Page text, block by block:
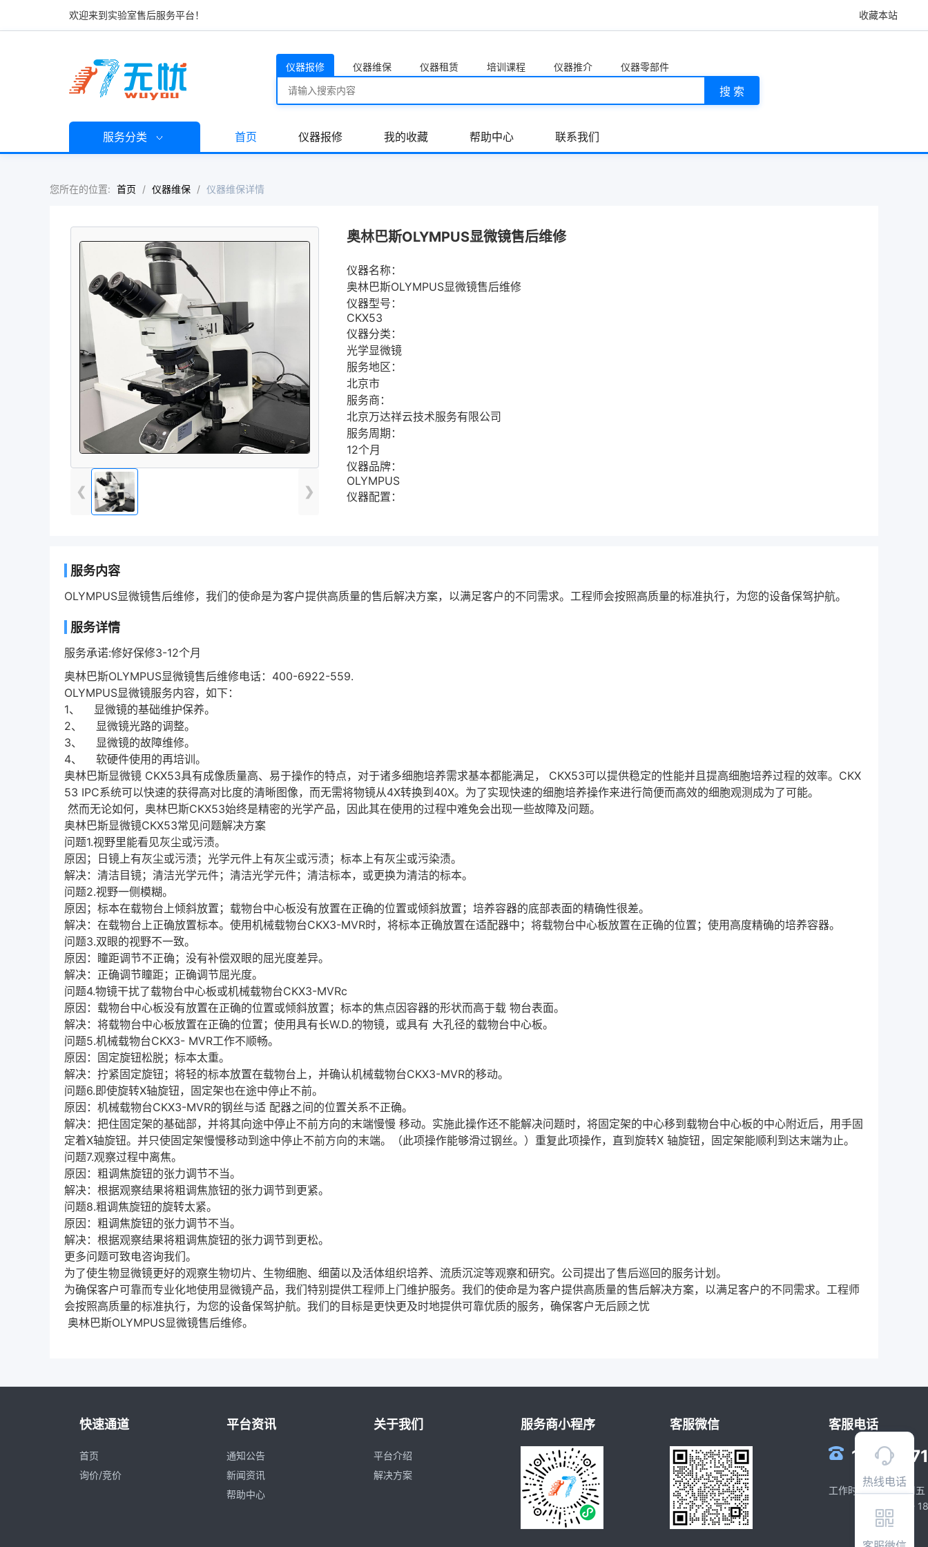
欢迎来到实验室售后服务平台！ 收藏本站
仪器报修 仪器维保 仪器租赁 培训课程 仪器推介 仪器零部件
搜 索
服务分类 首页 仪器报修 我的收藏 帮助中心 联系我们
您所在的位置: 首页 / 仪器维保 / 仪器维保详情
❮ ❯
奥林巴斯OLYMPUS显微镜售后维修
仪器名称：
奥林巴斯OLYMPUS显微镜售后维修
仪器型号：
CKX53
仪器分类：
光学显微镜
服务地区：
北京市
服务商：
北京万达祥云技术服务有限公司
服务周期：
12个月
仪器品牌：
OLYMPUS
仪器配置：
服务内容
OLYMPUS显微镜售后维修，我们的使命是为客户提供高质量的售后解决方案，以满足客户的不同需求。工程师会按照高质量的标准执行，为您的设备保驾护航。
服务详情
服务承诺:修好保修3-12个月
奥林巴斯OLYMPUS显微镜售后维修电话：400-6922-559.
OLYMPUS显微镜服务内容，如下：
1、 显微镜的基础维护保养。
2、 显微镜光路的调整。
3、 显微镜的故障维修。
4、 软硬件使用的再培训。
奥林巴斯显微镜 CKX53具有成像质量高、易于操作的特点，对于诸多细胞培养需求基本都能满足， CKX53可以提供稳定的性能并且提高细胞培养过程的效率。CKX
53 IPC系统可以快速的获得高对比度的清晰图像，而无需将物镜从4X转换到40X。为了实现快速的细胞培养操作来进行简便而高效的细胞观测成为了可能。
然而无论如何，奥林巴斯CKX53始终是精密的光学产品，因此其在使用的过程中难免会出现一些故障及问题。
奥林巴斯显微镜CKX53常见问题解决方案
问题1.视野里能看见灰尘或污渍。
原因；日镜上有灰尘或污渍；光学元件上有灰尘或污渍；标本上有灰尘或污染渍。
解决：清洁目镜；清洁光学元件；清洁光学元件；清洁标本，或更换为清洁的标本。
问题2.视野一侧模糊。
原因；标本在载物台上倾斜放置；载物台中心板没有放置在正确的位置或倾斜放置；培养容器的底部表面的精确性很差。
解决：在载物台上正确放置标本。使用机械载物台CKX3-MVR时，将标本正确放置在适配器中；将载物台中心板放置在正确的位置；使用高度精确的培养容器。
问题3.双眼的视野不一致。
原因：瞳距调节不正确；没有补偿双眼的屈光度差异。
解决：正确调节瞳距；正确调节屈光度。
问题4.物镜干扰了载物台中心板或机械载物台CKX3-MVRc
原因：载物台中心板没有放置在正确的位置或倾斜放置；标本的焦点因容器的形状而高于载 物台表面。
解决：将载物台中心板放置在正确的位置；使用具有长W.D.的物镜，或具有 大孔径的载物台中心板。
问题5.机械载物台CKX3- MVR工作不顺畅。
原因：固定旋钮松脱；标本太重。
解决：拧紧固定旋钮；将轻的标本放置在载物台上，并确认机械载物台CKX3-MVR的移动。
问题6.即使旋转X轴旋钮，固定架也在途中停止不前。
原因：机械载物台CKX3-MVR的钢丝与适 配器之间的位置关系不正确。
解决：把住固定架的基础部，并将其向途中停止不前方向的末端慢慢 移动。实施此操作还不能解决问题时，将固定架的中心移到载物台中心板的中心附近后，用手固
定着X轴旋钮。并只使固定架慢慢移动到途中停止不前方向的末端。（此项操作能够滑过钢丝。）重复此项操作，直到旋转X 轴旋钮，固定架能顺利到达末端为止。
问题7.观察过程中离焦。
原因：粗调焦旋钮的张力调节不当。
解决：根据观察结果将粗调焦旅钮的张力调节到更紧。
问题8.粗调焦旋钮的旋转太紧。
原因：粗调焦旋钮的张力调节不当。
解决：根据观察结果将粗调焦旋钮的张力调节到更松。
更多问题可致电咨询我们。
为了使生物显微镜更好的观察生物切片、生物细胞、细菌以及活体组织培养、流质沉淀等观察和研究。公司提出了售后巡回的服务计划。
为确保客户可靠而专业化地使用显微镜产品，我们特别提供工程师上门维护服务。我们的使命是为客户提供高质量的售后解决方案，以满足客户的不同需求。工程师
会按照高质量的标准执行，为您的设备保驾护航。我们的目标是更快更及时地提供可靠优质的服务，确保客户无后顾之忧
奥林巴斯OLYMPUS显微镜售后维修。
快速通道
首页
询价/竞价
平台资讯
通知公告
新闻资讯
帮助中心
关于我们
平台介绍
解决方案
服务商小程序 客服微信 客服电话
工作时间：周一到周五
(09:00 -
热线电话